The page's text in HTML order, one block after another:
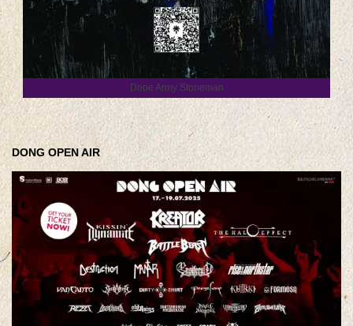
Dope Army Stoneman
DONG OPEN AIR